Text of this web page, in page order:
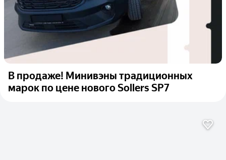
В продаже! Минивэны традиционных
марок по цене нового Sollers SP7